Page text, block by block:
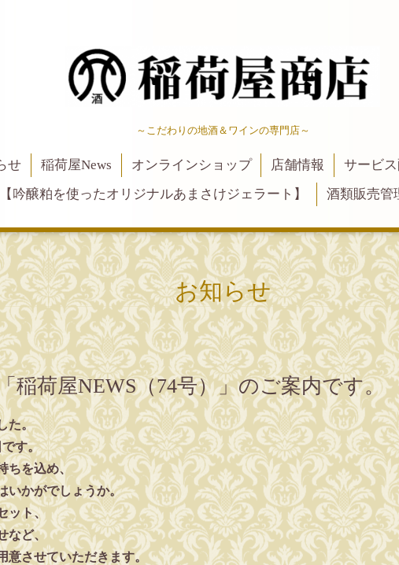
～こだわりの地酒＆ワインの専門店～
せ 稲荷屋News オンラインショップ 店舗情報
サービ
【吟醸粕を使ったオリジナルあまさけジェラート】
酒類販売管
お知らせ
稲荷屋NEWS（74号）」のご案内です。
た。
す。
ちを込め、
いかがでしょうか。
ット、
など、
意させていただきます。